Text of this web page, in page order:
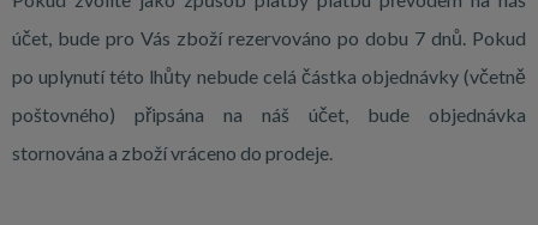
účet, bude pro Vás zboží rezervováno po dobu 7 dnů. Pokud
po uplynutí této lhůty nebude celá částka objednávky (včetně
poštovného) připsána na náš účet, bude objednávka
stornována a zboží vráceno do prodeje.